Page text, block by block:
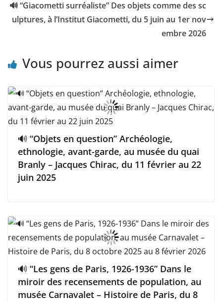
🔊 “Giacometti surréaliste” Des objets comme des sc
ulptures, à l’Institut Giacometti, du 5 juin au 1er nov
embre 2026
Vous pourrez aussi aimer
🔊 “Objets en question” Archéologie,
ethnologie, avant-garde, au musée du quai
Branly – Jacques Chirac, du 11 février au 22
juin 2025
🔊 “Les gens de Paris, 1926-1936” Dans le
miroir des recensements de population, au
musée Carnavalet – Histoire de Paris, du 8